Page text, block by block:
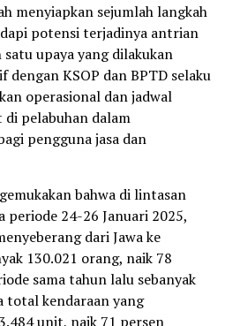
menyiapkan sejumlah langkah
potensi terjadinya antrian
upaya yang dilakukan
dengan KSOP dan BPTD selaku
operasional dan jadwal
pelabuhan dalam
pengguna jasa dan
bahwa di lintasan
periode 24-26 Januari 2025,
dari Jawa ke
130.021 orang, naik 78
sama tahun lalu sebanyak
total kendaraan yang
unit, naik 71 persen